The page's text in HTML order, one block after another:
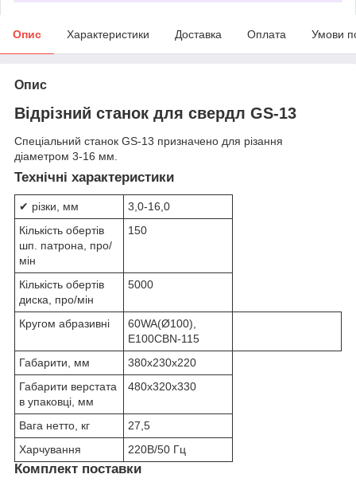
Опис Характеристики Доставка Оплата Умови
Опис
Відрізний станок для свердл GS-13
Спеціальний станок GS-13 призначено для різання
діаметром 3-16 мм.
Технічні характеристики
✔ різки, мм
3,0-16,0
Кількість обертів
шп. патрона, про/
мін
150
Кількість обертів
диска, про/мін
5000
Кругом абразивні
60WA(Ø100),
E100CBN-115
Габарити, мм
380x230x220
Габарити верстата
в упаковці, мм
480x320x330
Вага нетто, кг
27,5
Харчування
220В/50 Гц
Комплект поставки